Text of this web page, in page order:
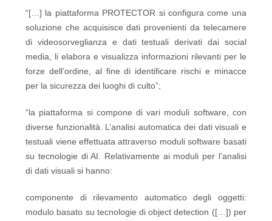
“[…] la piattaforma PROTECTOR si configura come una
soluzione che acquisisce dati provenienti da telecamere
di videosorveglianza e dati testuali derivati dai social
media, li elabora e visualizza informazioni rilevanti per le
forze dell’ordine, al fine di identificare rischi e minacce
per la sicurezza dei luoghi di culto”;
“la piattaforma si compone di vari moduli software, con
diverse funzionalità. L’analisi automatica dei dati visuali e
testuali viene effettuata attraverso moduli software basati
su tecnologie di AI. Relativamente ai moduli per l’analisi
di dati visuali si hanno:
componente di rilevamento automatico degli oggetti:
modulo basato su tecnologie di object detection ([…]) per